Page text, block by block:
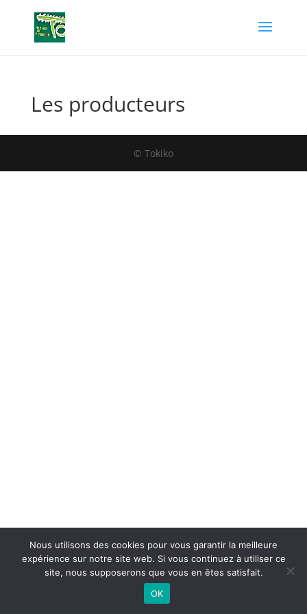
Les producteurs
© Tokiko
Nous utilisons des cookies pour vous garantir la meilleure
expérience sur notre site web. Si vous continuez à utiliser ce
site, nous supposerons que vous en êtes satisfait.
OK